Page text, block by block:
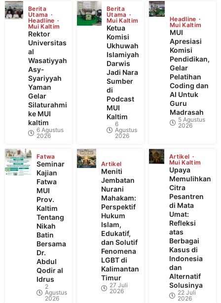
Berita
Utama
Headline
Mui Kaltim
Rektor
Universitas
al
Wasatiyyah
Asy-
Syariyyah
Yaman
Gelar
Silaturahmi
ke MUI
kaltim
6 Agustus
2026
Berita
Utama
Mui Kaltim
Ketua
Komisi
Ukhuwah
Islamiyah
Darwis
Jadi Nara
Sumber
di
Podcast
MUI
Kaltim
6
Agustus
2026
Headline
Mui Kaltim
MUI
Apresiasi
Komisi
Pendidikan,
Gelar
Pelatihan
Coding dan
AI Untuk
Guru
Madrasah
5 Agustus
2026
Fatwa
Seminar
Kajian
Fatwa
MUI
Prov.
Kaltim
Tentang
Nikah
Batin
Bersama
Dr.
Abdul
Qodir al
Idrus
2
Agustus
2026
Artikel
Meniti
Jembatan
Nurani
Mahakam:
Perspektif
Hukum
Islam,
Edukatif,
dan Solutif
Fenomena
LGBT di
Kalimantan
Timur
27 Juli
2026
Artikel
Mui Kaltim
Upaya
Memulihkan
Citra
Pesantren
di Mata
Umat:
Refleksi
atas
Berbagai
Kasus di
Indonesia
dan
Alternatif
Solusinya
22 Juli
2026